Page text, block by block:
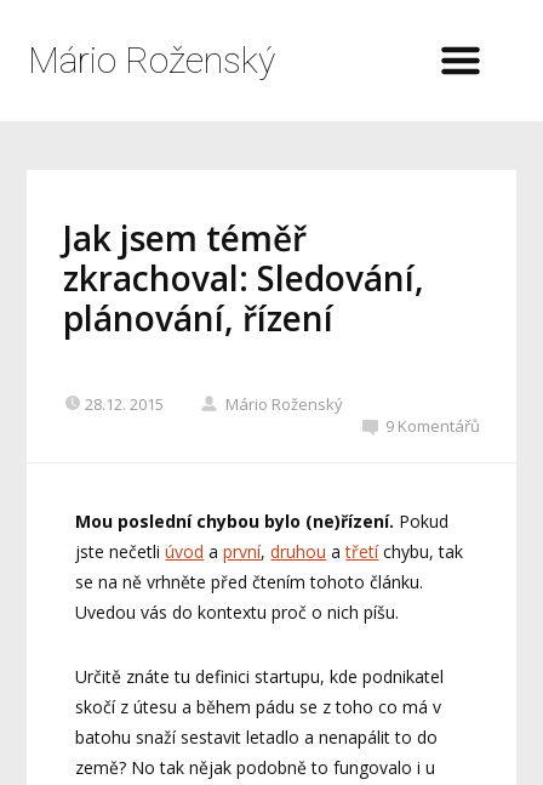
Mário Roženský
Jak jsem téměř
zkrachoval: Sledování,
plánování, řízení
28.12. 2015
Mário Roženský
9 Komentářů
Mou poslední chybou bylo (ne)řízení. Pokud
jste nečetliúvod aprvní,druhou atřetíchybu, tak
se na ně vrhněte před čtením tohoto článku.
Uvedou vás do kontextu proč o nich píšu.
Určitě znáte tu definici startupu, kde podnikatel
skočí z útesu a během pádu se z toho co má v
batohu snaží sestavit letadlo a nenapálit to do
země? No tak nějak podobně to fungovalo i u